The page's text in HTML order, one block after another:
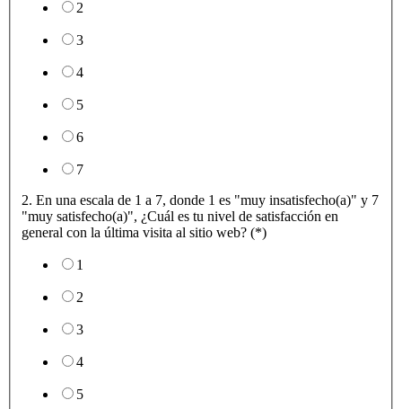
2
3
4
5
6
7
2. En una escala de 1 a 7, donde 1 es "muy insatisfecho(a)" y 7
"muy satisfecho(a)", ¿Cuál es tu nivel de satisfacción en
general con la última visita al sitio web? (*)
1
2
3
4
5